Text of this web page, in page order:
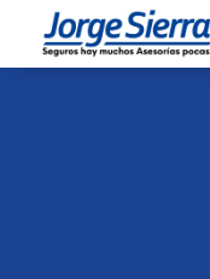
contenido